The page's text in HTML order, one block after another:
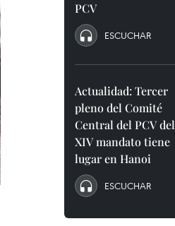
PCV
ESCUCHAR
Actualidad: Tercer
pleno del Comité
Central del PCV del
XIV mandato tiene
lugar en Hanoi
ESCUCHAR